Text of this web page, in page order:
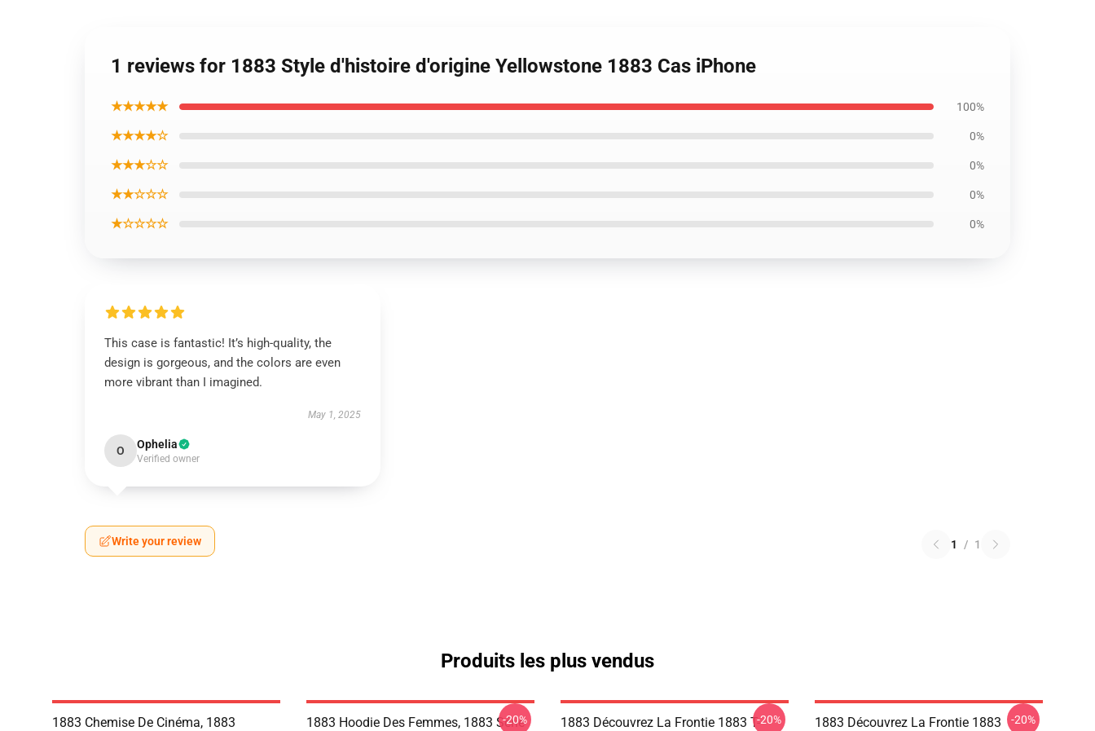
1 reviews for 1883 Style d'histoire d'origine Yellowstone 1883 Cas iPhone
★★★★★ 100%
★★★★☆ 0%
★★★☆☆ 0%
★★☆☆☆ 0%
★☆☆☆☆ 0%
This case is fantastic! It’s high-quality, the
design is gorgeous, and the colors are even
more vibrant than I imagined.
May 1, 2025
O Ophelia
Verified owner
Write your review 1 / 1
Produits les plus vendus
1883 Chemise De Cinéma, 1883
1883 Hoodie Des Femmes, 1883 Série
-20%
1883 Découvrez La Frontie 1883 T--20%
1883 Découvrez La Frontie 1883
-20%